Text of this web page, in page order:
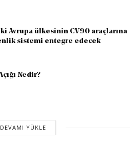
Avrupa ülkesinin CV90 araçlarına
sistemi entegre edecek
Nedir?
DEVAMI YÜKLE